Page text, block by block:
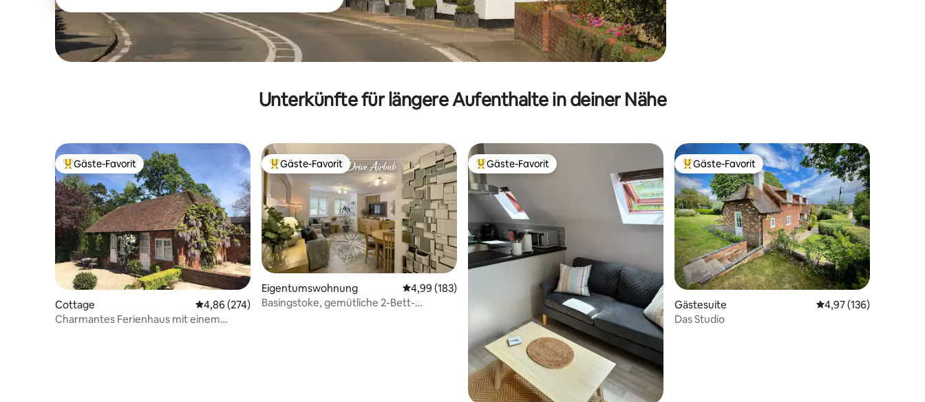
Unterkünfte für längere Aufenthalte in deiner Nähe
Beliebter Gäste-Favorit.
Gäste-Favorit
Cottage Durchschnittliche Bewertung: 4,86 von 5, 274 Bewertungen
4,86 (274)
Charmantes Ferienhaus mit einem
Beliebter Gäste-Favorit.
Gäste-Favorit
Eigentumswohnung Durchschnittliche Bewertung: 4,99 von 5, 183 Bewertungen
4,99 (183)
Basingstoke, gemütliche 2-Bett-
Beliebter Gäste-Favorit.
Gäste-Favorit Beliebter Gäste-Favorit.
Gäste-Favorit
Gästesuite Durchschnittliche
4,97 (136)
Das Studio